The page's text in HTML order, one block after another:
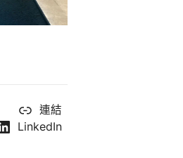
連結
LinkedIn